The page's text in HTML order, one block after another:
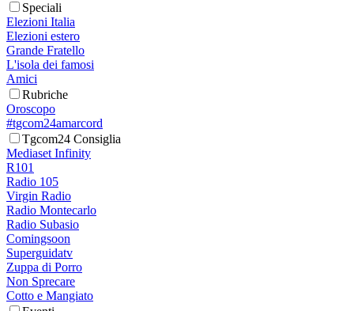
Speciali
Elezioni Italia
Elezioni estero
Grande Fratello
L'isola dei famosi
Amici
Rubriche
Oroscopo
#tgcom24amarcord
Tgcom24 Consiglia
Mediaset Infinity
R101
Radio 105
Virgin Radio
Radio Montecarlo
Radio Subasio
Comingsoon
Superguidatv
Zuppa di Porro
Non Sprecare
Cotto e Mangiato